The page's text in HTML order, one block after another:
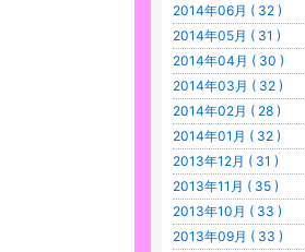
2014年06月 ( 32 )
2014年05月 ( 31 )
2014年04月 ( 30 )
2014年03月 ( 32 )
2014年02月 ( 28 )
2014年01月 ( 32 )
2013年12月 ( 31 )
2013年11月 ( 35 )
2013年10月 ( 33 )
2013年09月 ( 33 )